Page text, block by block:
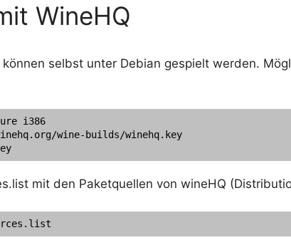
WineHQ
können selbst unter Debian gespielt werden.
i386
wine-builds/winehq.key
# apt-key add winehq.key
mit den Paketquellen von wineHQ